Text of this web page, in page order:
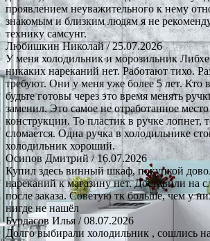
проявлением неуважительного к нему
знакомым и близким людям я не
технику самсунг.
Любишкин Николай/ 25.07.2026
У меня холодильник и морозильник
никаких нареканий нет. Работают тихо.
требуют. Они у меня уже более 5 лет. Кто
будьте готовы через это время менять
заменил. Это самое не отработанное
конструкции. То пластик в ручке лопнет,
сломается. Одна ручка в холодильнике
холодильник хороший.
Осипов Дмитрий/ 16.07.2026
Купил здесь винный шкаф, покупкой
нареканий к магазину нет. Доставили на
после заказа. Советую тк больше, чем у
нигде не нашёл
Бурдасов Илья / 08.07.2026
Долго выбирали холодильник , сошлись